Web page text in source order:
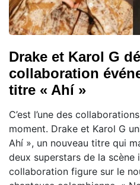
Drake et Karol G
collaboration
titre « Ahí »
C’est l’une des
moment. Drake et Karol G
Ahí », un nouveau titre qui
deux superstars de la scène
collaboration figure sur le